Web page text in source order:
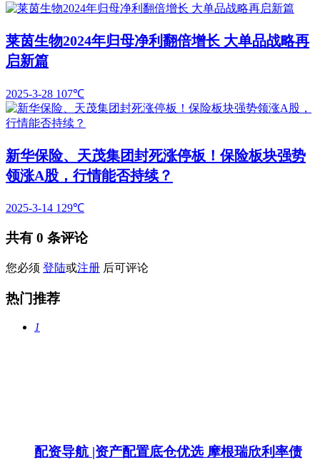
莱茵生物2024年归母净利翻倍增长 大单品战略再
启新篇
2025-3-28 107℃
新华保险、天茂集团封死涨停板！保险板块强势
领涨A股，行情能否持续？
2025-3-14 129℃
共有 0 条评论
您必须 登陆或注册 后可评论
热门推荐
1
配资导航 |资产配置底仓优选 摩根瑞欣利率债